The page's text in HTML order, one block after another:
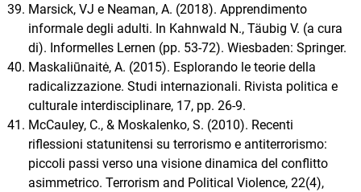
Marsick, VJ e Neaman, A. (2018). Apprendimento
informale degli adulti. In Kahnwald N., Täubig V. (a cura
di). Informelles Lernen (pp. 53-72). Wiesbaden: Springer.
Maskaliūnaitė, A. (2015). Esplorando le teorie della
radicalizzazione. Studi internazionali. Rivista politica e
culturale interdisciplinare, 17, pp. 26-9.
McCauley, C., & Moskalenko, S. (2010). Recenti
riflessioni statunitensi su terrorismo e antiterrorismo:
piccoli passi verso una visione dinamica del conflitto
asimmetrico. Terrorism and Political Violence, 22(4),